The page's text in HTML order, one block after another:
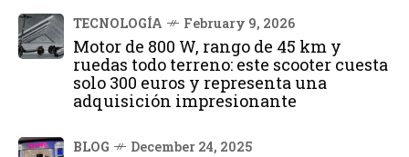
TECNOLOGÍA February 9, 2026
Motor de 800 W, rango de 45 km y
ruedas todo terreno: este scooter cuesta
solo 300 euros y representa una
adquisición impresionante
BLOG December 24, 2025